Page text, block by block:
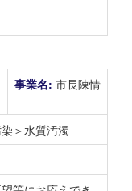
事業名: 市長陳情
＞水質汚濁